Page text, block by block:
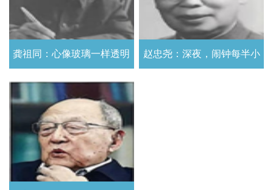
龚祖同：心像玻璃一样透明
始终坚持实事求是的工作风
赵忠尧：深夜，闹钟每半小